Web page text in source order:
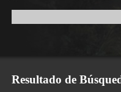
Resultado de